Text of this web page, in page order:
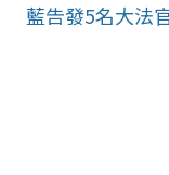
藍告發5名大法